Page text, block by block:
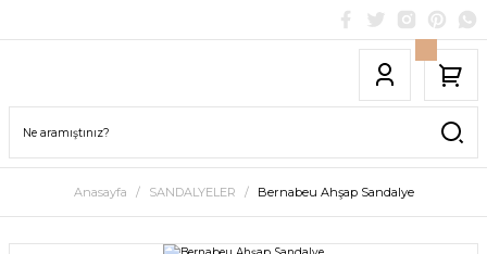
Anasayfa SANDALYELER Bernabeu Ahşap Sandalye